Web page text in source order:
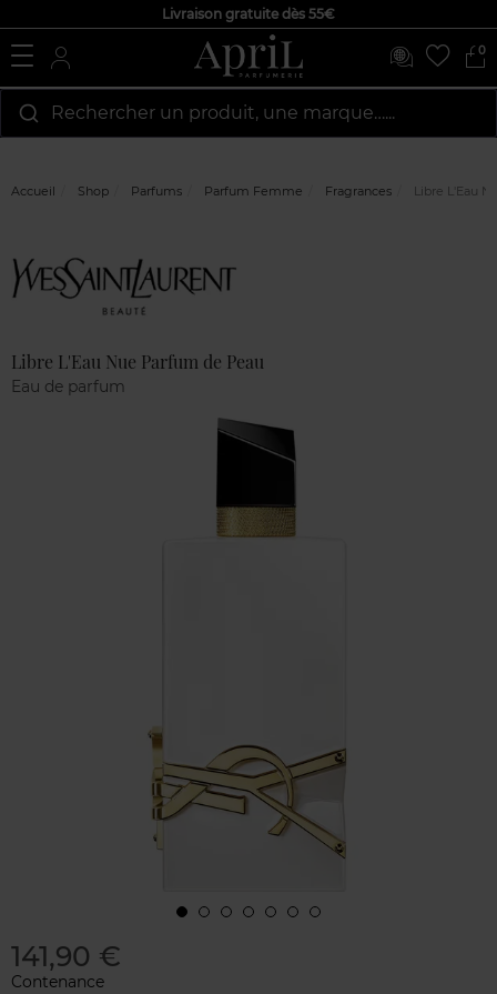
Livraison gratuite dès 55€
0
Rechercher un produit, une marque…...
Accueil Shop Parfums Parfum Femme Fragrances Libre L'Eau
Libre L'Eau Nue Parfum de Peau
Eau de parfum
141,90 €
Contenance